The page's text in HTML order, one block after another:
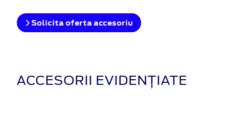
Solicita oferta accesoriu
ACCESORII EVIDENȚIATE